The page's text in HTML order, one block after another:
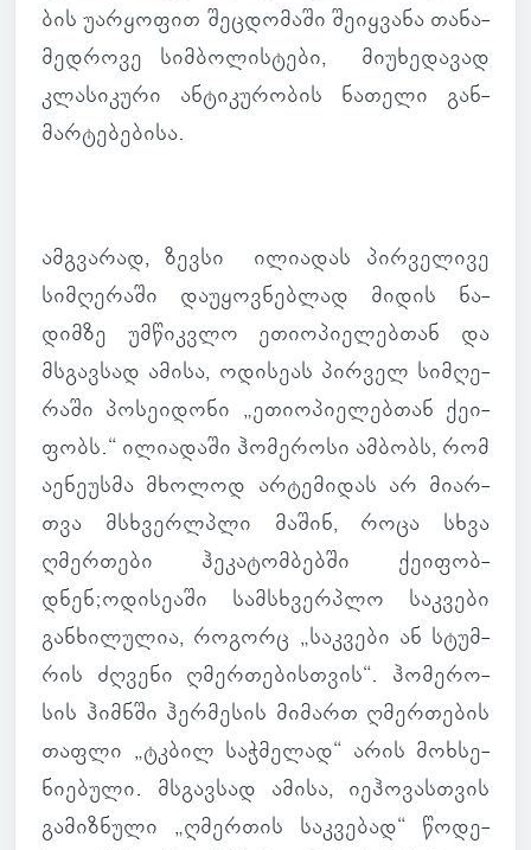
ბის უარ­ყო­ფით შეც­დო­მაში შე­იყ­ვანა თა­ნა­
მედ­როვე სიმ­ბო­ლის­ტები, მი­უ­ხე­და­ვად
კლა­სი­კური ან­ტი­კუ­რო­ბის ნა­თელი გან­
მარ­ტე­ბე­ბისა.
ამ­გვა­რად, ზევსი ილი­ა­დას პირ­ვე­ლივე
სიმ­ღე­რაში და­უ­ყოვ­ნებ­ლად მიდის ნა­
დიმზე უმ­წიკ­ვლო ეთი­ო­პი­ე­ლებ­თან და
მსგავ­სად ამისა, ოდი­სეას პირ­ველ სიმ­ღე­
რაში პო­სე­ი­დონი „ეთი­ო­პი­ე­ლებ­თან ქე­ი­
ფობს.“ ილი­ა­დაში ჰო­მე­როსი ამ­ბობს, რომ
აე­ნე­უსმა მხო­ლოდ არ­ტე­მი­დას არ მი­არ­
თვა მსხვერლპლი მაშინ, როცა სხვა
ღმერ­თები ჰე­კა­ტომ­ბებში ქე­ი­ფობ­
დნენ;ოდი­სე­აში სამ­სხვერ­პლო საკ­ვები
გან­ხი­ლუ­ლია, რო­გორც „საკ­ვები ან სტუმ­
რის ძღვენი ღმერ­თე­ბის­თვის“. ჰო­მე­რო­
სის ჰიმნში ჰერ­მე­სის მი­მართ ღმერ­თე­ბის
თაფლი „ტკბილ საჭ­მე­ლად“ არის მოხ­სე­
ნი­ე­ბული. მსგავ­სად ამისა, იეჰო­ვას­თვის
გა­მიზ­ნული „ღმერ­თის საკ­ვე­ბად“ წო­დე­